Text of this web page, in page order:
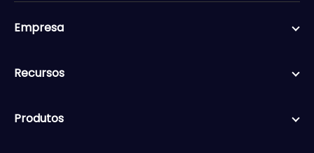
Empresa
Recursos
Produtos